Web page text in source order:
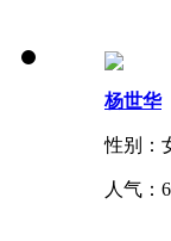
杨世华
性别：
人气：